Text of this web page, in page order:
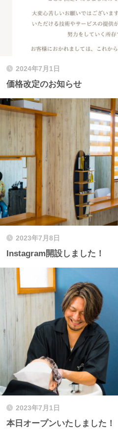
2024年7月1日
価格改定のお知らせ
2023年7月8日
Instagram開設しました！
2023年7月1日
本日オープンいたしました！